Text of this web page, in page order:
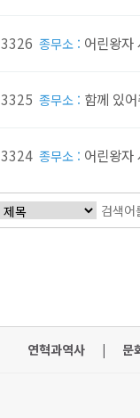
3326 종무소 : 어린왕자
3325 종무소 : 함께 있
3324 종무소 : 어린왕자
연혁과역사 | 문